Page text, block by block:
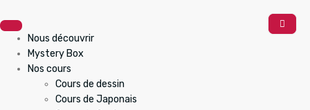
au
contenuNous découvrir
Mystery Box
Nos cours
Cours de dessin
Cours de Japonais